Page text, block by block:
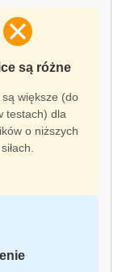
są różne
są większe (do
testach) dla
o niższych
siłach.